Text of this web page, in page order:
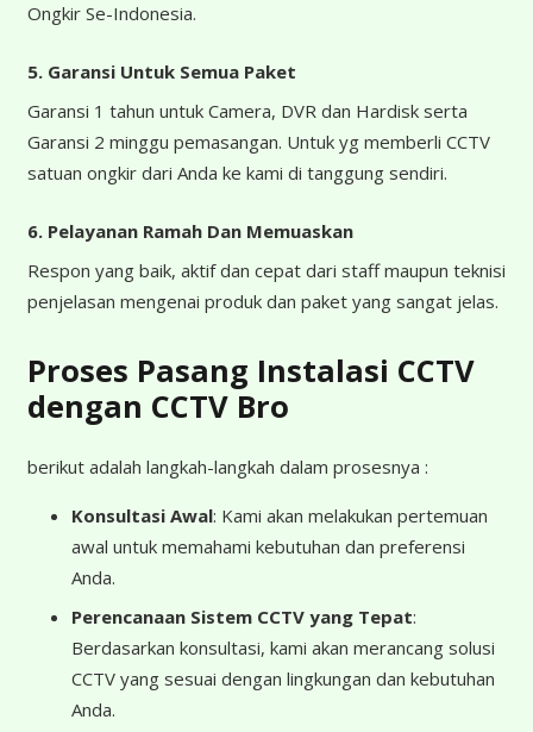
Ongkir Se-Indonesia.
5. Garansi Untuk Semua Paket
Garansi 1 tahun untuk Camera, DVR dan Hardisk serta
Garansi 2 minggu pemasangan. Untuk yg memberli CCTV
satuan ongkir dari Anda ke kami di tanggung sendiri.
6. Pelayanan Ramah Dan Memuaskan
Respon yang baik, aktif dan cepat dari staff maupun teknisi
penjelasan mengenai produk dan paket yang sangat jelas.
Proses Pasang Instalasi CCTV
dengan CCTV Bro
berikut adalah langkah-langkah dalam prosesnya :
Konsultasi Awal: Kami akan melakukan pertemuan
awal untuk memahami kebutuhan dan preferensi
Anda.
Perencanaan Sistem CCTV yang Tepat:
Berdasarkan konsultasi, kami akan merancang solusi
CCTV yang sesuai dengan lingkungan dan kebutuhan
Anda.